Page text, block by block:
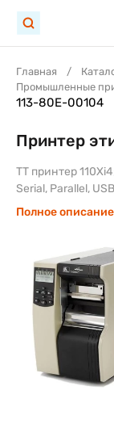
Главная
Промышленные
113-80E-00104
Принтер
TT принтер
Serial, Parallel,
Полное описание